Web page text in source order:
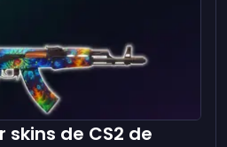
de CS2 de